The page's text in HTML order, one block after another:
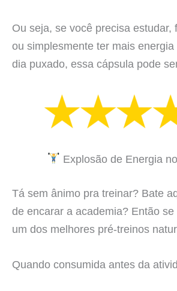
Ou seja, se você precisa estudar,
ou simplesmente ter mais
dia puxado, essa cápsula pode
Explosão de Energia
Tá sem ânimo pra treinar? Bate
de encarar a academia? Então
um dos melhores pré-treinos
Quando consumida antes da